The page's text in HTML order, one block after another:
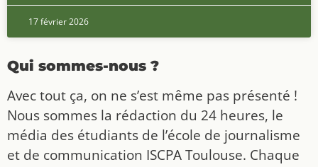
17 février 2026
Qui sommes-nous ?
Avec tout ça, on ne s’est même pas présenté !
Nous sommes la rédaction du 24 heures, le
média des étudiants de l’école de journalisme
et de communication ISCPA Toulouse. Chaque